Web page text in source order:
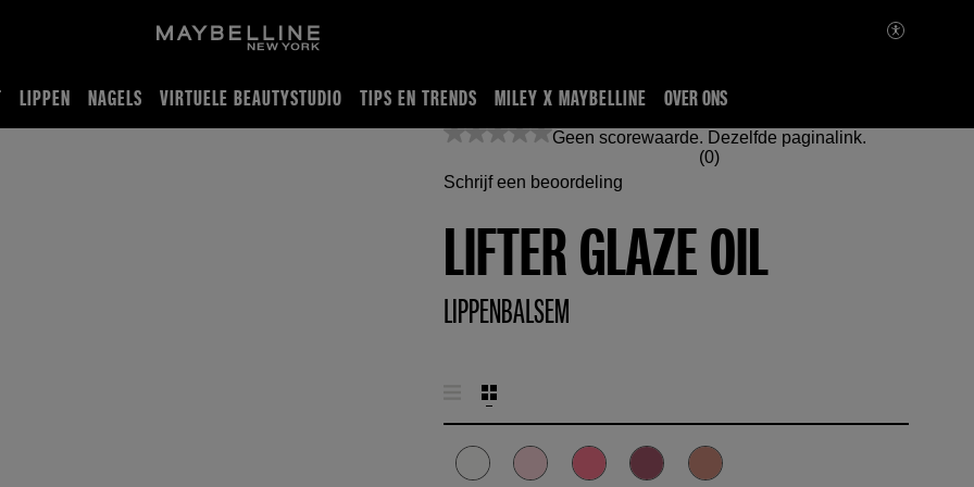
LIPPEN NAGELS VIRTUELE BEAUTYSTUDIO TIPS EN TRENDS MILEY X MAYBELLINE OVER ONS
Geen scorewaarde. Dezelfde paginalink.
(0)
Schrijf een beoordeling
LIFTER GLAZE OIL
LIPPENBALSEM